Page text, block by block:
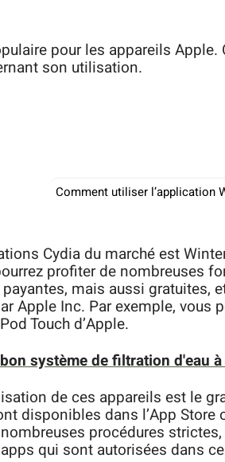
pour les appareils Apple.
son utilisation.
Comment utiliser l’application
Cydia du marché est
profiter de nombreuses
mais aussi gratuites,
Apple Inc. Par exemple, vous
Touch d’Apple.
système de filtration d'eau
de ces appareils est le
disponibles dans l’App Store
procédures
qui sont autorisées dans